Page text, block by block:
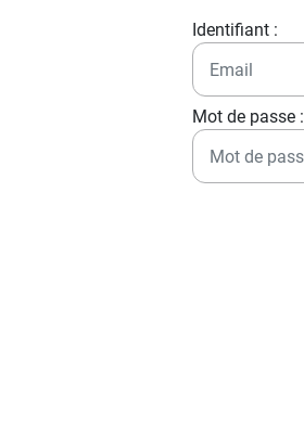
Identifiant :
Mot de passe :